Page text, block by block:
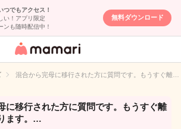
つでもアクセス！
い！アプリ限定
ンも随時配信中！
無料ダウンロード
女性専用匿名QA
イト
混合から完母に移行された方に質問です。もうすぐ離…
に移行された方に質問です。もうすぐ離
ます。…